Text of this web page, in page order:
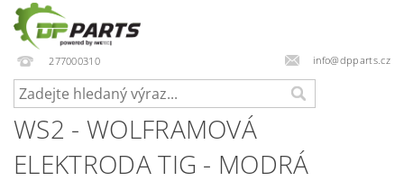
277000310 info@dpparts.cz
WS2 - WOLFRAMOVÁ
ELEKTRODA TIG - MODRÁ